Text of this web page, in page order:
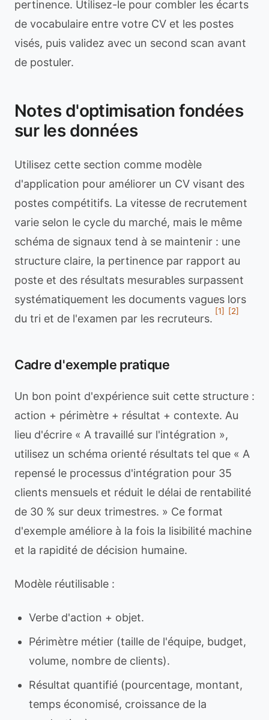
pertinence. Utilisez-le pour combler les écarts
de vocabulaire entre votre CV et les postes
visés, puis validez avec un second scan avant
de postuler.
Notes d'optimisation fondées
sur les données
Utilisez cette section comme modèle
d'application pour améliorer un CV visant des
postes compétitifs. La vitesse de recrutement
varie selon le cycle du marché, mais le même
schéma de signaux tend à se maintenir : une
structure claire, la pertinence par rapport au
poste et des résultats mesurables surpassent
systématiquement les documents vagues lors
du tri et de l'examen par les recruteurs.
[1] [2]
Cadre d'exemple pratique
Un bon point d'expérience suit cette structure :
action + périmètre + résultat + contexte. Au
lieu d'écrire « A travaillé sur l'intégration »,
utilisez un schéma orienté résultats tel que « A
repensé le processus d'intégration pour 35
clients mensuels et réduit le délai de rentabilité
de 30 % sur deux trimestres. » Ce format
d'exemple améliore à la fois la lisibilité machine
et la rapidité de décision humaine.
Modèle réutilisable :
Verbe d'action + objet.
Périmètre métier (taille de l'équipe, budget,
volume, nombre de clients).
Résultat quantifié (pourcentage, montant,
temps économisé, croissance de la